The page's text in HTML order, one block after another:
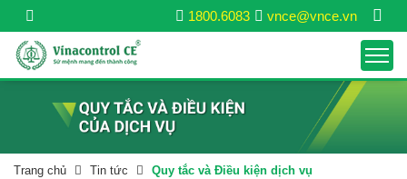
vnce@vnce.vn
1800.6083
Trang chủ Tin tức Quy tắc và Điều kiện dịch vụ